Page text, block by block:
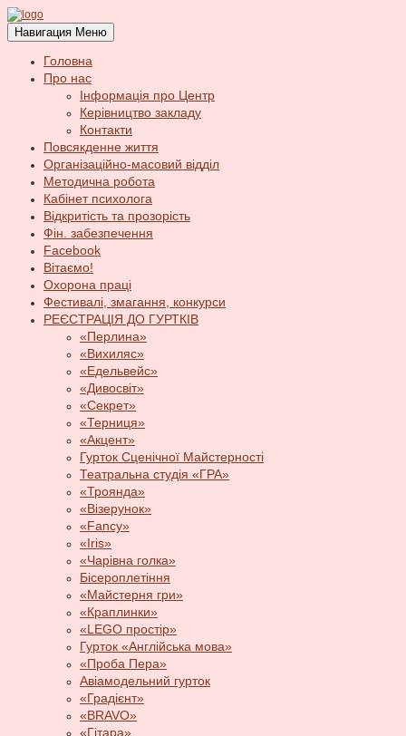
Навигация Меню
Головна
Про нас
Інформація про Центр
Керівництво закладу
Контакти
Повсякденне життя
Організаційно-масовий відділ
Методична робота
Кабінет психолога
Відкритість та прозорість
Фін. забезпечення
Facebook
Вітаємо!
Охорона праці
Фестивалі, змагання, конкурси
РЕЄСТРАЦІЯ ДО ГУРТКІВ
«Перлина»
«Вихиляс»
«Едельвейс»
«Дивосвіт»
«Секрет»
«Терниця»
«Акцент»
Гурток Сценічної Майстерності
Театральна студія «ГРА»
«Троянда»
«Візерунок»
«Fancy»
«Iris»
«Чарівна голка»
Бісероплетіння
«Майстерня гри»
«Краплинки»
«LEGO простір»
Гурток «Англійська мова»
«Проба Пера»
Авіамодельний гурток
«Градієнт»
«BRAVO»
«Гітара»